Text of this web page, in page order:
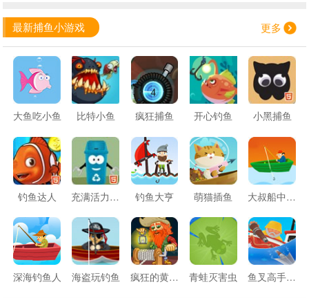
最新捕鱼小游戏 更多
大鱼吃小鱼 比特小鱼 疯狂捕鱼 开心钓鱼 小黑捕鱼
钓鱼达人 充满活力的回收 钓鱼大亨 萌猫插鱼 大叔船中钓鱼
深海钓鱼人 海盗玩钓鱼 疯狂的黄金矿工 青蛙灭害虫 鱼叉高手无敌版